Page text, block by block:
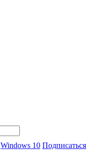
Windows 10 Подписаться